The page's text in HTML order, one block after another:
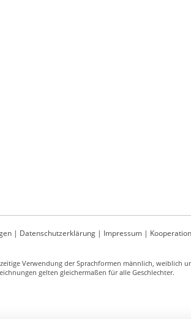
| Datenschutzerklärung| Impressum|
Verwendung der Sprachformen männlich, weiblich
gelten gleichermaßen für alle Geschlechter.